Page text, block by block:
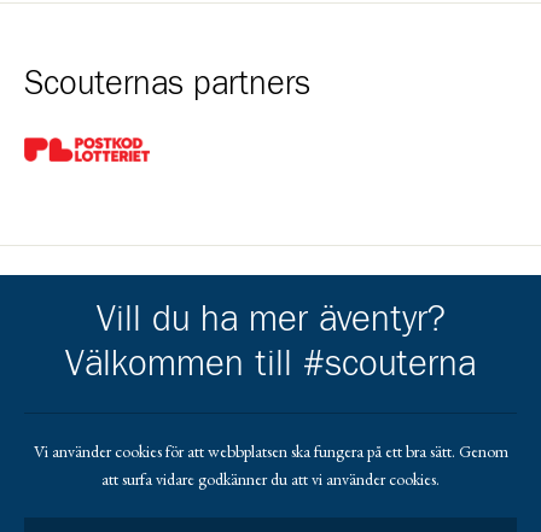
Scouternas partners
Gå till pl_50
Kårens partners
Gå till https://www.crafoord.se/
Gå till https://
Gå till https://gripen.se/Gå till https://ikanoindustry.pl/en/
Vill du ha mer äventyr?
Välkommen till #scouterna
Vi använder cookies för att webbplatsen ska fungera på ett bra sätt. Genom
att surfa vidare godkänner du att vi använder cookies.